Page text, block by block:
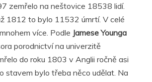
zemřelo na neštovice 18538 lidí.
1812 to bylo 11532 úmrtí. V celé
více. Podle Jamese Younga
porodnictví na univerzitě
do roku 1803 v Anglii ročně asi
stavem bylo třeba něco udělat. Na